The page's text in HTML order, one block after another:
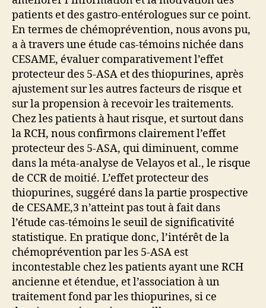
patients et des gastro-entérologues sur ce point.
En termes de chémoprévention, nous avons pu,
a à travers une étude cas-témoins nichée dans
CESAME, évaluer comparativement l’effet
protecteur des 5-ASA et des thiopurines, après
ajustement sur les autres facteurs de risque et
sur la propension à recevoir les traitements.
Chez les patients à haut risque, et surtout dans
la RCH, nous confirmons clairement l’effet
protecteur des 5-ASA, qui diminuent, comme
dans la méta-analyse de Velayos et al., le risque
de CCR de moitié. L’effet protecteur des
thiopurines, suggéré dans la partie prospective
de CESAME,3 n’atteint pas tout à fait dans
l’étude cas-témoins le seuil de significativité
statistique. En pratique donc, l’intérêt de la
chémoprévention par les 5-ASA est
incontestable chez les patients ayant une RCH
ancienne et étendue, et l’association à un
traitement fond par les thiopurines, si ce